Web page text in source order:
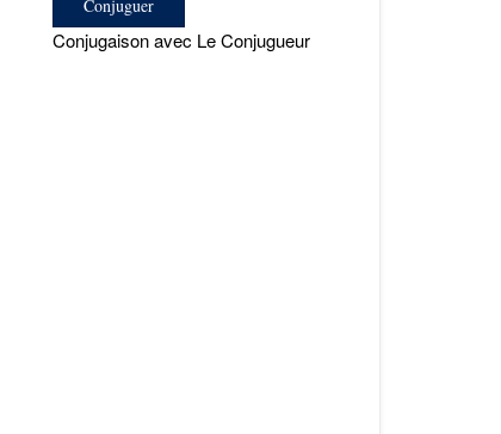
Conjugaison avec Le Conjugueur